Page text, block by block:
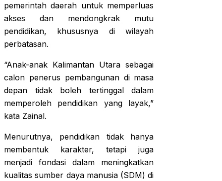
pemerintah daerah untuk memperluas
akses dan mendongkrak mutu
pendidikan, khususnya di wilayah
perbatasan.
“Anak-anak Kalimantan Utara sebagai
calon penerus pembangunan di masa
depan tidak boleh tertinggal dalam
memperoleh pendidikan yang layak,”
kata Zainal.
Menurutnya, pendidikan tidak hanya
membentuk karakter, tetapi juga
menjadi fondasi dalam meningkatkan
kualitas sumber daya manusia (SDM) di